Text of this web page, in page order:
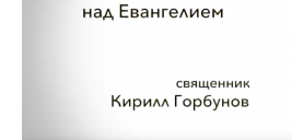
Рождества